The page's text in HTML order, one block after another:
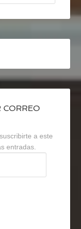
a este
entradas.